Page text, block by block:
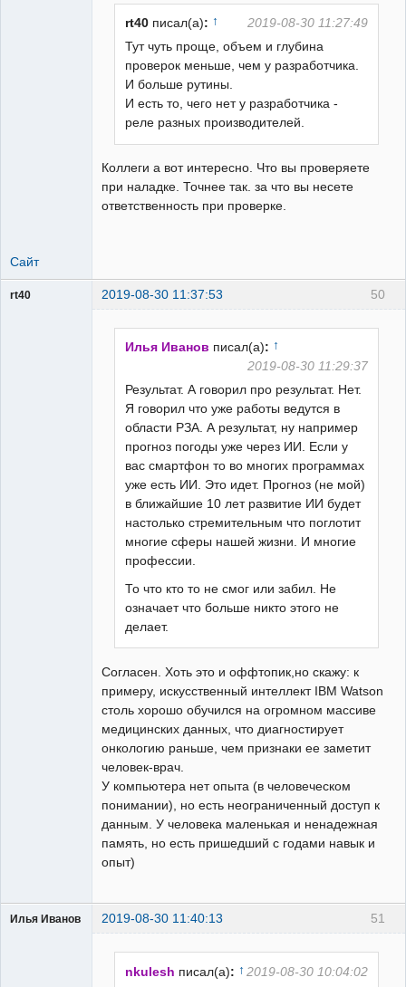
rt40 писал(а): ↑
2019-08-30 11:27:49
Тут чуть проще, объем и глубина
проверок меньше, чем у разработчика.
И больше рутины.
И есть то, чего нет у разработчика -
реле разных производителей.
Коллеги а вот интересно. Что вы проверяете
при наладке. Точнее так. за что вы несете
ответственность при проверке.
Сайт
50
rt40 2019-08-30 11:37:53
Илья Иванов писал(а): ↑
2019-08-30 11:29:37
Результат. А говорил про результат. Нет.
Я говорил что уже работы ведутся в
области РЗА. А результат, ну например
прогноз погоды уже через ИИ. Если у
вас смартфон то во многих программах
уже есть ИИ. Это идет. Прогноз (не мой)
в ближайшие 10 лет развитие ИИ будет
настолько стремительным что поглотит
многие сферы нашей жизни. И многие
профессии.
То что кто то не смог или забил. Не
означает что больше никто этого не
делает.
Согласен. Хоть это и оффтопик,но скажу: к
примеру, искусственный интеллект IBM Watson
столь хорошо обучился на огромном массиве
медицинских данных, что диагностирует
онкологию раньше, чем признаки ее заметит
человек-врач.
У компьютера нет опыта (в человеческом
понимании), но есть неограниченный доступ к
данным. У человека маленькая и ненадежная
память, но есть пришедший с годами навык и
опыт)
51
Илья Иванов 2019-08-30 11:40:13
nkulesh писал(а): ↑ 2019-08-30 10:04:02